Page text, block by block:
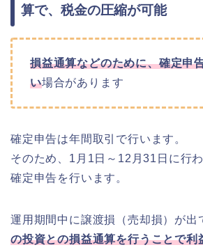
算で、税金の圧縮が可能
損益通算などのために、確定申
い場合があります
確定申告は年間取引で行います。
そのため、1月1日～12月31日に行
確定申告を行います。
運用期間中に譲渡損（売却損）が出
の投資との損益通算を行うことで利